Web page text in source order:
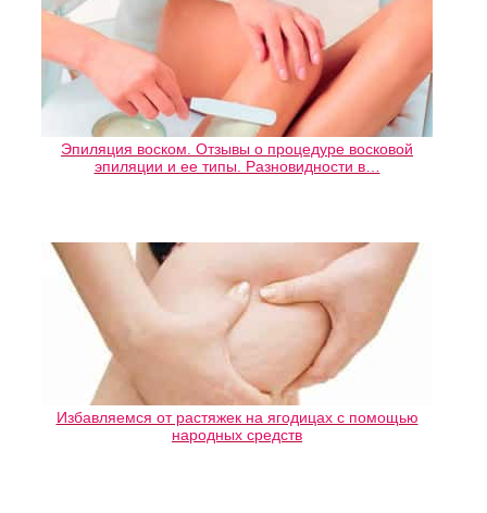
Эпиляция воском. Отзывы о процедуре восковой
эпиляции и ее типы. Разновидности в…
Избавляемся от растяжек на ягодицах с помощью
народных средств